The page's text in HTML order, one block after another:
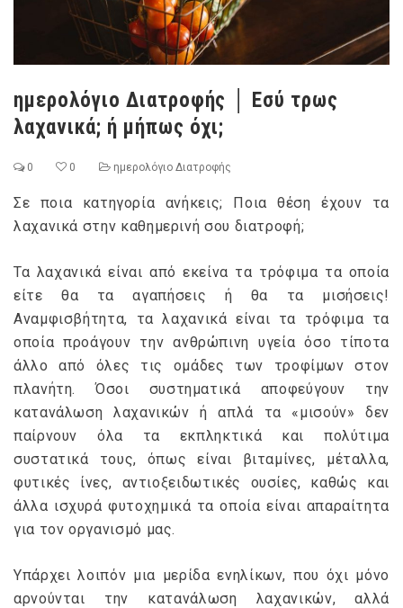
ημερολόγιο Διατροφής │ Εσύ τρως
λαχανικά; ή μήπως όχι;
0 0 ημερολόγιο Διατροφής
Σε ποια κατηγορία ανήκεις; Ποια θέση έχουν τα
λαχανικά στην καθημερινή σου διατροφή;
Τα λαχανικά είναι από εκείνα τα τρόφιμα τα οποία
είτε θα τα αγαπήσεις ή θα τα μισήσεις!
Αναμφισβήτητα, τα λαχανικά είναι τα τρόφιμα τα
οποία προάγουν την ανθρώπινη υγεία όσο τίποτα
άλλο από όλες τις ομάδες των τροφίμων στον
πλανήτη. Όσοι συστηματικά αποφεύγουν την
κατανάλωση λαχανικών ή απλά τα «μισούν» δεν
παίρνουν όλα τα εκπληκτικά και πολύτιμα
συστατικά τους, όπως είναι βιταμίνες, μέταλλα,
φυτικές ίνες, αντιοξειδωτικές ουσίες, καθώς και
άλλα ισχυρά φυτοχημικά τα οποία είναι απαραίτητα
για τον οργανισμό μας.
Υπάρχει λοιπόν μια μερίδα ενηλίκων, που όχι μόνο
αρνούνται την κατανάλωση λαχανικών, αλλά